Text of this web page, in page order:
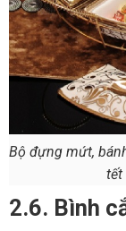
Bộ đựng mứt,
tết
2.6. Bình